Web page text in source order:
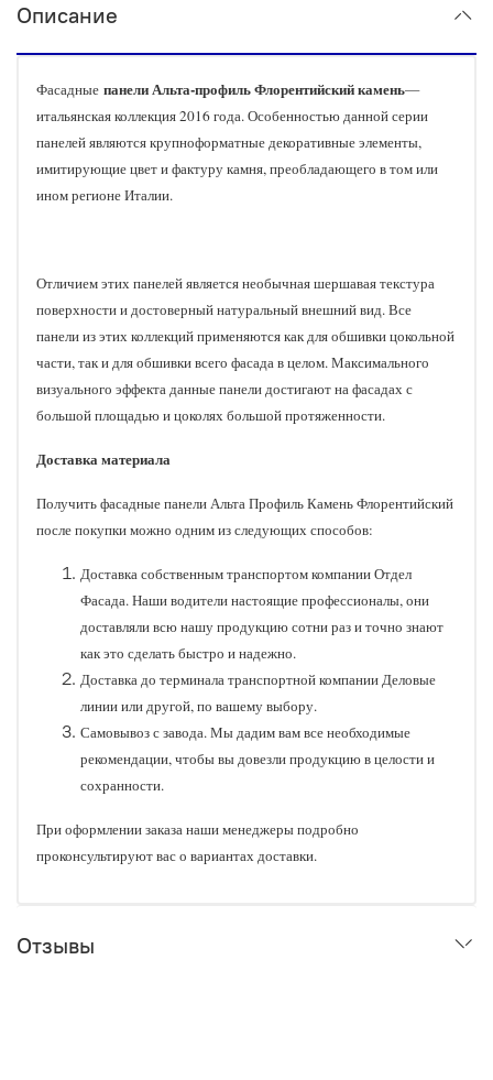
Описание
Фасадные панели Альта-профиль Флорентийский камень—
итальянская коллекция 2016 года. Особенностью данной серии
панелей являются крупноформатные декоративные элементы,
имитирующие цвет и фактуру камня, преобладающего в том или
ином регионе Италии.
Отличием этих панелей является необычная шершавая текстура
поверхности и достоверный натуральный внешний вид. Все
панели из этих коллекций применяются как для обшивки цокольной
части, так и для обшивки всего фасада в целом. Максимального
визуального эффекта данные панели достигают на фасадах с
большой площадью и цоколях большой протяженности.
Доставка материала
Получить фасадные панели Альта Профиль Камень Флорентийский
после покупки можно одним из следующих способов:
Доставка собственным транспортом компании Отдел
Фасада. Наши водители настоящие профессионалы, они
доставляли всю нашу продукцию сотни раз и точно знают
как это сделать быстро и надежно.
Доставка до терминала транспортной компании Деловые
линии или другой, по вашему выбору.
Самовывоз с завода. Мы дадим вам все необходимые
рекомендации, чтобы вы довезли продукцию в целости и
сохранности.
При оформлении заказа наши менеджеры подробно
проконсультируют вас о вариантах доставки.
Отзывы